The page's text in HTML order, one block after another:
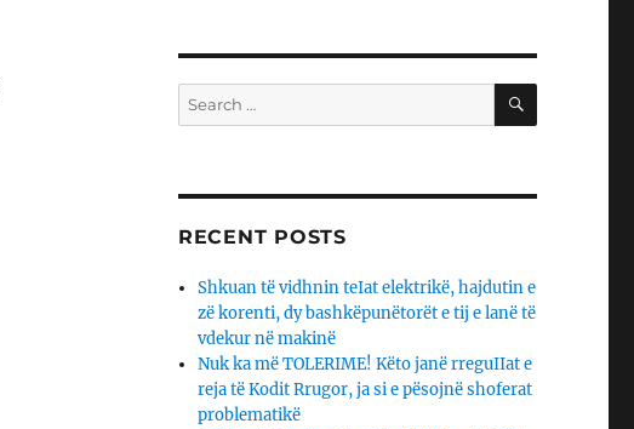
Search
for:
SEARCH
RECENT POSTS
Shkuan të vidhnin teIat elektrikë, hajdutin e
zë korenti, dy bashkëpunëtorët e tij e lanë të
vdekur në makinë
Nuk ka më TOLERIME! Këto janë rreguIIat e
reja të Kodit Rrugor, ja si e pësojnë shoferat
problematikë